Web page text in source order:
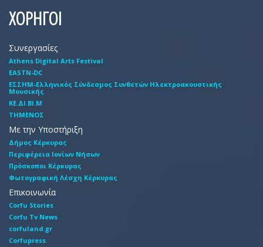
ΧΟΡΗΓΟΙ
Συνεργασίες
Athens Digital Arts Festival
EASTN-DC
EΣΣHM-Eλληνικός Σύνδεσμος Συνθετών Hλεκτροακουστικής
Mουσικής
ΚΕ.ΔΙ.ΒΙ.Μ
ΤΗΜΕΝΟΣ
Με την Υποστήριξη
Δήμος Κέρκυρας
Περιφέρεια Ιονίων Νήσων
Πρόσκοποι Κέρκυρας
Φωτογραφική Λέσχη Κέρκυρας
Επικοινωνία
Corfu Stories
Corfu Tv News
corfuland.gr
Corfupress